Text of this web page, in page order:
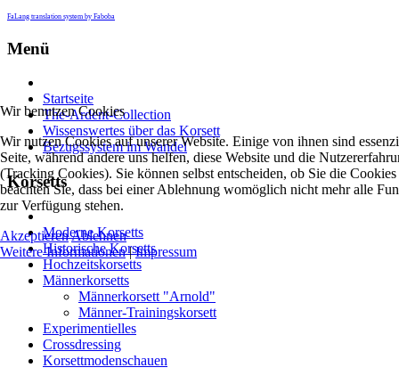
FaLang translation system by Faboba
Menü
Startseite
The-Ardent-Collection
Wissenswertes über das Korsett
Bezugssystem im Wandel
Korsetts
Moderne Korsetts
Historische Korsetts
Hochzeitskorsetts
Männerkorsetts
Männerkorsett "Arnold"
Männer-Trainingskorsett
Experimentielles
Crossdressing
Korsettmodenschauen
Wir benutzen Cookies
Wir nutzen Cookies auf unserer Website. Einige von ihnen sind
Seite, während andere uns helfen, diese Website und die
(Tracking Cookies). Sie können selbst entscheiden, ob Sie die
beachten Sie, dass bei einer Ablehnung womöglich nicht mehr alle
zur Verfügung stehen.
AkzeptierenAblehnen
Weitere Informationen|Impressum